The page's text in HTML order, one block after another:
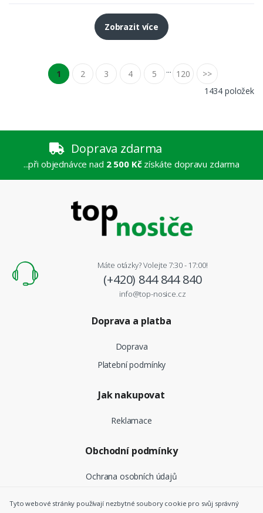
Zobrazit více
1 2 3 4 5 ... 120
>>
1434 položek
Doprava zdarma
...při objednávce nad 2 500 Kčzískáte dopravu zdarma
Máte otázky? Volejte 7:30 - 17:00!
(+420) 844 844 840
info@top-nosice.cz
Doprava a platba
Doprava
Platební podmínky
Jak nakupovat
Reklamace
Obchodní podmínky
Ochrana osobních údajů
Tyto webové stránky používají nezbytné soubory cookie pro svůj správný